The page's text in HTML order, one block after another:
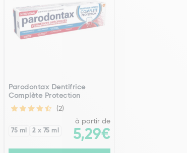
Parodontax Dentifrice
Complète Protection
(2)
75 ml 2 x 75 ml
à partir de
5,29€